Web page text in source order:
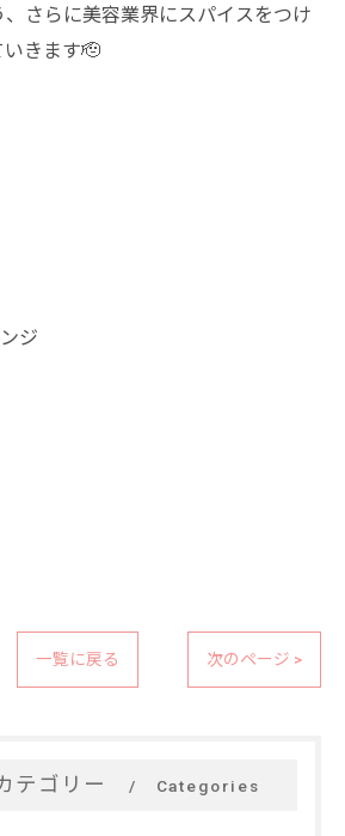
さらに美容業界にスパイスをつけ
きます🫡
ジ
一覧に戻る 次のページ >
テゴリー Categories